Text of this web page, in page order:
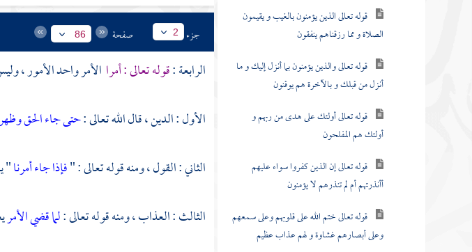
قوله تعالى الذين يؤمنون بالغيب و يقيمون
الصلاة و مما رزقناهم ينفقون
قوله تعالى والذين يؤمنون بما أنزل إليك و ما
أنزل من قبلك و بالآخرة هم يوقنون
قوله تعالى أولئك على هدى من ربهم و
أولئك هم المفلحون
قوله تعالى إن الذين كفروا سواء عليهم
أأنذرتهم أم لم تنذرهم لا يؤمنون
قوله تعالى ختم الله على قلوبهم وعلى سمعهم
وعلى أبصارهم غشاوة و لهم عذاب عظيم
جزء 2 صفحة 86
الرابعة :قوله تعالى : أمرا الأمر واحد الأمور ،
الأول : الدين ، قال الله تعالى :حتى جاء الحق وظهر
الثاني : القول ، ومنه قوله تعالى : "فإذا جاء أمرنا"
الثالث : العذاب ، ومنه قوله تعالى :لما قضي الأمر